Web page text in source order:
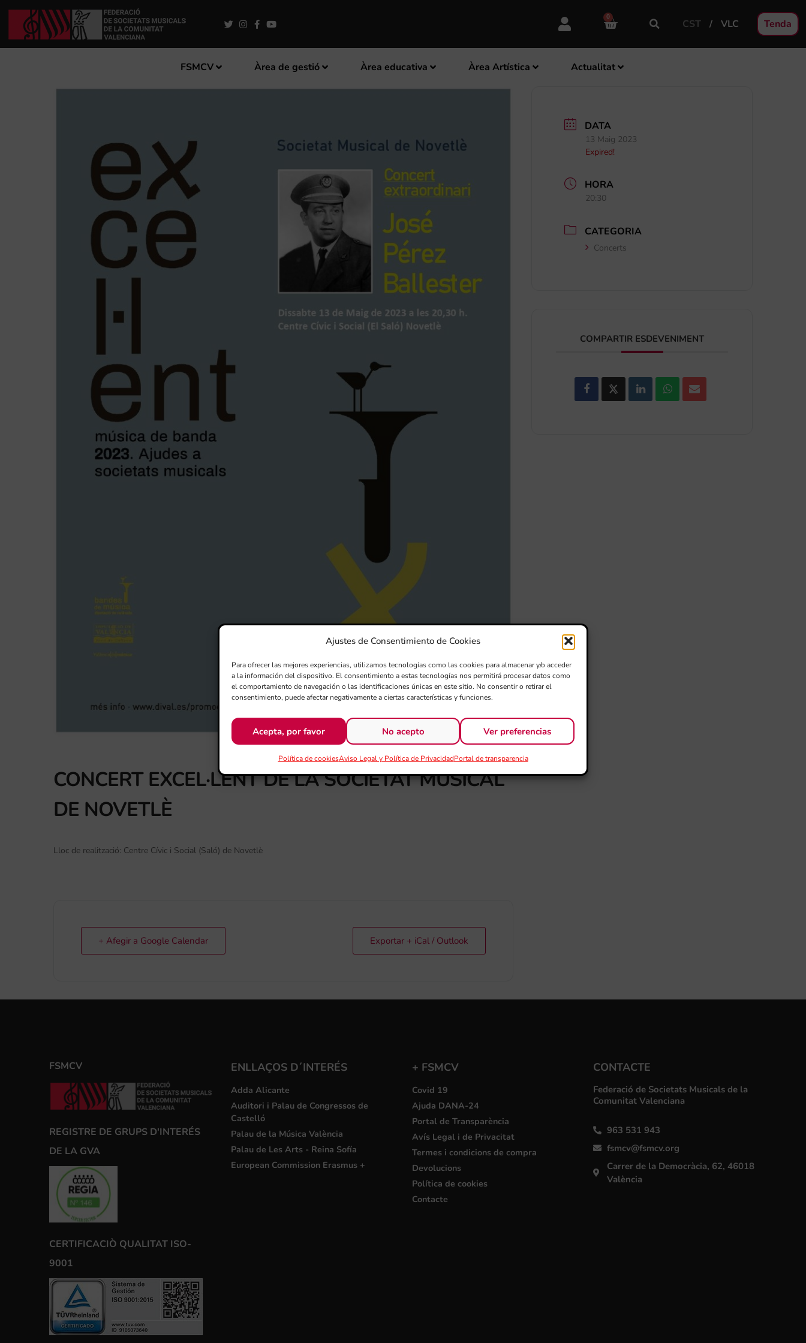
Ajustes de Consentimiento de Cookies
Para ofrecer las mejores experiencias, utilizamos tecnologías como las cookies para almacenar y/o acceder
a la información del dispositivo. El consentimiento a estas tecnologías nos permitirá procesar datos como
el comportamiento de navegación o las identificaciones únicas en este sitio. No consentir o retirar el
consentimiento, puede afectar negativamente a ciertas características y funciones.
Acepta, por favor No acepto Ver preferencias
Política de cookiesAviso Legal y Política de PrivacidadPortal de transparencia
0
CST VLC Tenda
FSMCV Àrea de gestió Àrea educativa Àrea Artística Actualitat
CONCERT EXCEL·LENT DE LA SOCIETAT MUSICAL
DE NOVETLÈ
Lloc de realització: Centre Cívic i Social (Saló) de Novetlè
+ Afegir a Google Calendar Exportar + iCal / Outlook
DATA
13 Maig 2023
Expired!
HORA
20:30
CATEGORIA
Concerts
COMPARTIR ESDEVENIMENT
FSMCV
REGISTRE DE GRUPS D'INTERÉS
DE LA GVA
CERTIFICACIÒ QUALITAT ISO-
9001
ENLLAÇOS D´INTERÉS
Adda Alicante
Auditori i Palau de Congressos de
Castelló
Palau de la Música València
Palau de Les Arts - Reina Sofía
European Commission Erasmus +
+ FSMCV
Covid 19
Ajuda DANA-24
Portal de Transparència
Avís Legal i de Privacitat
Termes i condicions de compra
Devolucions
Política de cookies
Contacte
CONTACTE
Federació de Societats Musicals de la
Comunitat Valenciana
963 531 943
fsmcv@fsmcv.org
Carrer de la Democràcia, 62, 46018
València